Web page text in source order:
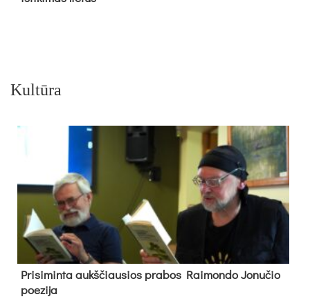
Kultūra
Pri­si­min­ta aukš­čiau­sios pra­bos Rai­mon­do Jo­nu­čio
poe­zi­ja